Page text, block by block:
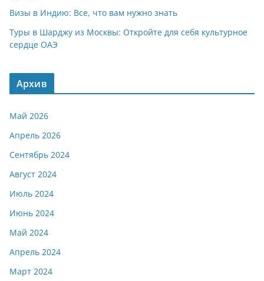
Визы в Индию: Все, что вам нужно знать
Туры в Шарджу из Москвы: Откройте для себя культурное
сердце ОАЭ
Архив
Май 2026
Апрель 2026
Сентябрь 2024
Август 2024
Июль 2024
Июнь 2024
Май 2024
Апрель 2024
Март 2024